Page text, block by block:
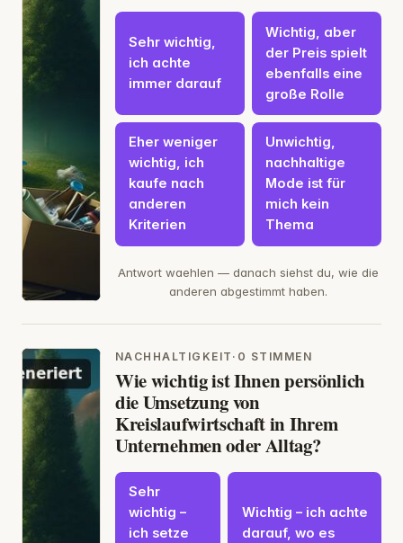
Sehr wichtig,
ich achte
immer darauf
Wichtig, aber
der Preis spielt
ebenfalls eine
große Rolle
Eher weniger
wichtig, ich
kaufe nach
anderen
Kriterien
Unwichtig,
nachhaltige
Mode ist für
mich kein
Thema
Antwort waehlen — danach siehst du, wie die
anderen abgestimmt haben.
NACHHALTIGKEIT · 0 STIMMEN
Wie wichtig ist Ihnen persönlich
die Umsetzung von
Kreislaufwirtschaft in Ihrem
Unternehmen oder Alltag?
Sehr
wichtig –
ich setze
Wichtig – ich achte
darauf, wo es